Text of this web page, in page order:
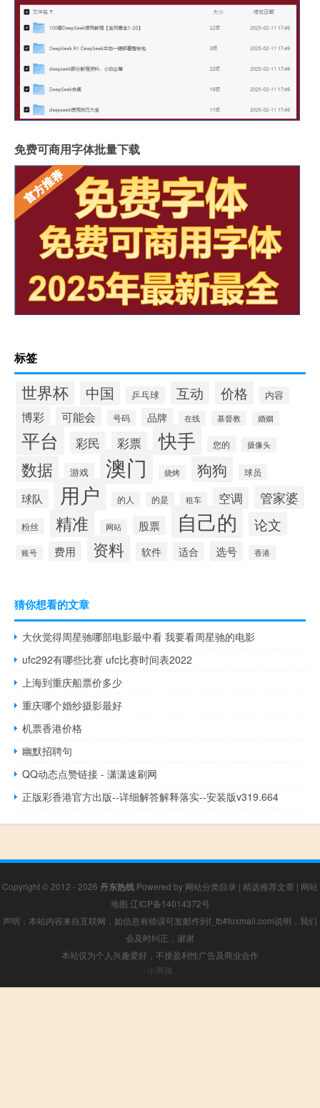
免费可商用字体批量下载
标签
世界杯 中国 乒乓球 互动 价格 内容
博彩 可能会 号码 品牌 在线 基督教 婚姻
平台 彩民 彩票 快手 您的 摄像头
数据 游戏 澳门 烧烤 狗狗 球员
球队 用户 的人 的是 租车 空调 管家婆
粉丝 精准 网站 股票 自己的 论文
账号 费用 资料 软件 适合 选号 香港
猜你想看的文章
大伙觉得周星驰哪部电影最中看 我要看周星驰的电影
ufc292有哪些比赛 ufc比赛时间表2022
上海到重庆船票价多少
重庆哪个婚纱摄影最好
机票香港价格
幽默招聘句
QQ动态点赞链接 - 潇潇速刷网
正版彩香港官方出版--详细解答解释落实--安装版v319.664
Copyright © 2012 - 2026 丹东热线 Powered by 网站分类目录 | 精选推荐文章 | 网站
地图 辽ICP备14014372号
声明：本站内容来自互联网，如信息有错误可发邮件到f_fb#foxmail.com说明，我们
会及时纠正，谢谢
本站仅为个人兴趣爱好，不接盈利性广告及商业合作
小男孩